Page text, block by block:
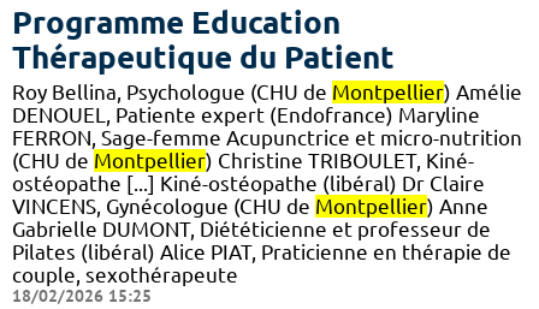
Programme Education
Thérapeutique du Patient
Roy Bellina, Psychologue (CHU de Montpellier) Amélie
DENOUEL, Patiente expert (Endofrance) Maryline
FERRON, Sage-femme Acupunctrice et micro-nutrition
(CHU de Montpellier) Christine TRIBOULET, Kiné-
ostéopathe [...] Kiné-ostéopathe (libéral) Dr Claire
VINCENS, Gynécologue (CHU de Montpellier) Anne
Gabrielle DUMONT, Diététicienne et professeur de
Pilates (libéral) Alice PIAT, Praticienne en thérapie de
couple, sexothérapeute
18/02/2026 15:25